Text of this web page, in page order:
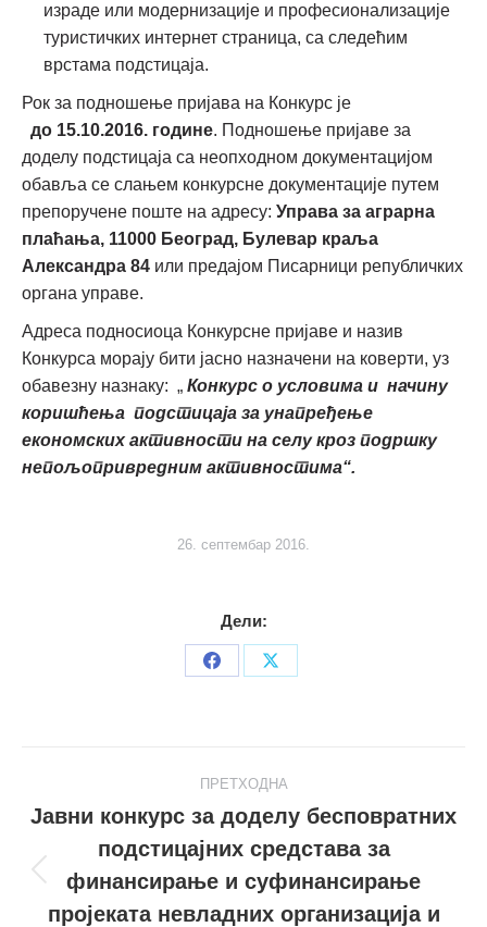
израде или модернизације и професионализације
туристичких интернет страница, са следећим
врстама подстицаја.
Рок за подношење пријава на Конкурс је
до 15.10.2016. године. Подношење пријаве за
доделу подстицаја са неопходном документацијом
обавља се слањем конкурсне документације путем
препоручене поште на адресу: Управа за аграрна
плаћања, 11000 Београд, Булевар краља
Александра 84 или предајом Писарници републичких
органа управе.
Адреса подносиоца Конкурсне пријаве и назив
Конкурса морају бити јасно назначени на коверти, уз
обавезну назнаку: „ Конкурс о условима и начину
коришћења подстицаја за унапређење
економских активности на селу кроз подршку
непољопривредним активностима“.
26. септембар 2016.
Дели:
Share
Share
navigation
ПРЕТХОДНА
Претходни
пост
Јавни конкурс за доделу бесповратних
подстицајних средстава за
финансирање и суфинансирање
пројеката невладних организација и